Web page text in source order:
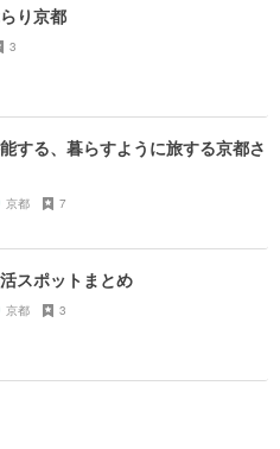
り京都
3
する、暮らすように旅する京都さ
京都 7
スポットまとめ
京都 3